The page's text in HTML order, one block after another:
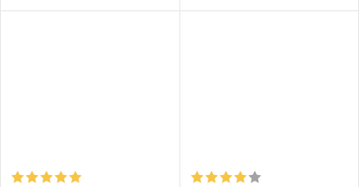
LRF a SA 2022.
a S5/7.